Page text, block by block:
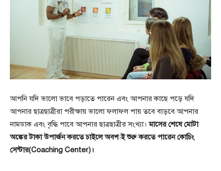
আপনি যদি ভালো ভাবে পড়াতে পারেন এবং আপনার কাছে পড়ে যদি
আপনার ছাত্রছাত্রীরা পরীক্ষায় ভালো ফলাফল পায় তবে বাড়বে আপনার
নামডাক এবং বৃদ্ধি পাবে আপনার ছাত্রছাত্রীর সংখ্যা।মাসের শেষে মোটা
অঙ্কের টাকা উপার্জন করতে চাইলে অবশ্যই শুরু করতে পারেন কোচিং
সেন্টার(Coaching Center)।